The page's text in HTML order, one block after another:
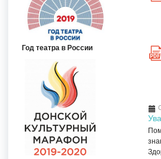
PDF
Год театра в России